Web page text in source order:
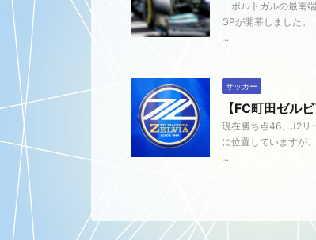
ポルトガルの最南
GPが開幕しました
...
サッカー
【FC町田ゼル
現在勝ち点46、J2リ
に位置していますが
...